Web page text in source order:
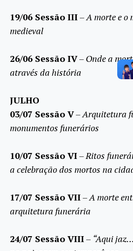
19/06 Sessão III–A morte e o
medieval
26/06 Sessão IV– Onde a
através da história
JULHO
03/07 Sessão V–Arquitetura
monumentos funerários
10/07 Sessão VI–Ritos
a celebração dos mortos na
17/07 Sessão VII–A morte
arquitetura funerária
24/07 Sessão VIII– “Aqui